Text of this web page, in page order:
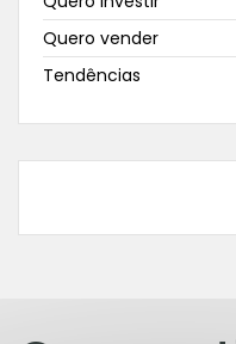
Quero vender
Tendências